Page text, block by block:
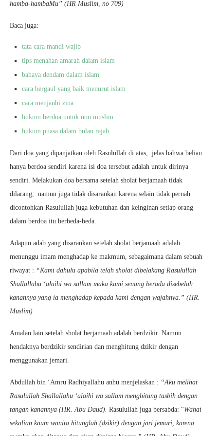
hamba-hambaMu” (HR Muslim, no 709)
Baca juga:
tata cara mandi wajib
tips menahan amarah dalam islam
bahaya dendam dalam islam
cara bergaul yang baik menurut islam
cara menjauhi zina
hukum berdoa untuk non muslim
hukum puasa dalam bulan rajab
Dari doa yang dipanjatkan oleh Rasulullah di atas, jelas bahwa beliau
hanya berdoa sendiri karena isi doa tersebut adalah untuk dirinya
sendiri. Melakukan doa bersama setelah sholat berjamaah tidak
dilarang, namun juga tidak disarankan karena selain tidak pernah
dicontohkan Rasulullah juga kebutuhan dan keinginan setiap orang
dalam berdoa itu berbeda-beda.
Adapun adab yang disarankan setelah sholat berjamaah adalah
menunggu imam menghadap ke makmum, sebagaimana dalam sebuah
riwayat : “Kami dahulu apabila telah sholat dibelakang Rasulullah
Shallallahu ‘alaihi wa sallam maka kami senang berada disebelah
kanannya yang ia menghadap kepada kami dengan wajahnya.” (HR.
Muslim)
Amalan lain setelah sholat berjamaah adalah berdzikir. Namun
hendaknya berdzikir sendirian dan menghitung dzikir dengan
menggunakan jemari.
Abdullah bin ‘Amru Radhiyallahu anhu menjelaskan : “Aku melihat
Rasulullah Shallallahu ‘alaihi wa sallam menghitung tasbih dengan
tangan kanannya (HR. Abu Daud). Rasulullah juga bersabda: “Wahai
sekalian kaum wanita hitunglah (dzikir) dengan jari jemari, karena